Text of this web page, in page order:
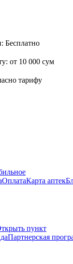
Бесплатно
от 10 000 сум
тарифу
ОплатаКарта аптек
пункт
Партнерская